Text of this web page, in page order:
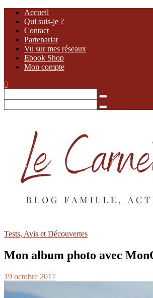
Accueil
Qui suis-je ?
Contact
Partenariat
Vu sur mes réseaux
Ebook Shop
Mon compte
0
Tests, Avis et Découvertes
Mon album photo avec
19 octobre 2017